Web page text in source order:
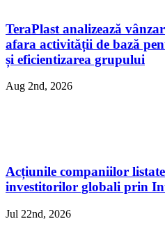
TeraPlast analizează
afara activității de bază
și eficientizarea grupului
Aug 2nd, 2026
Acțiunile companiilor
investitorilor globali prin
Jul 22nd, 2026